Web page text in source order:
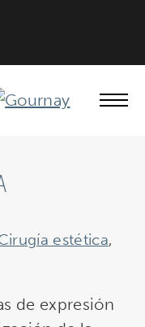
estética,
de expresión